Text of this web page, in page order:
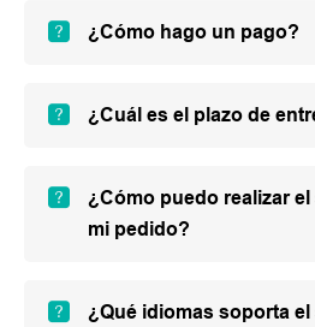
¿Cómo hago un pago?
¿Cuál es el plazo de
¿Cómo puedo realizar
mi pedido?
¿Qué idiomas soporta